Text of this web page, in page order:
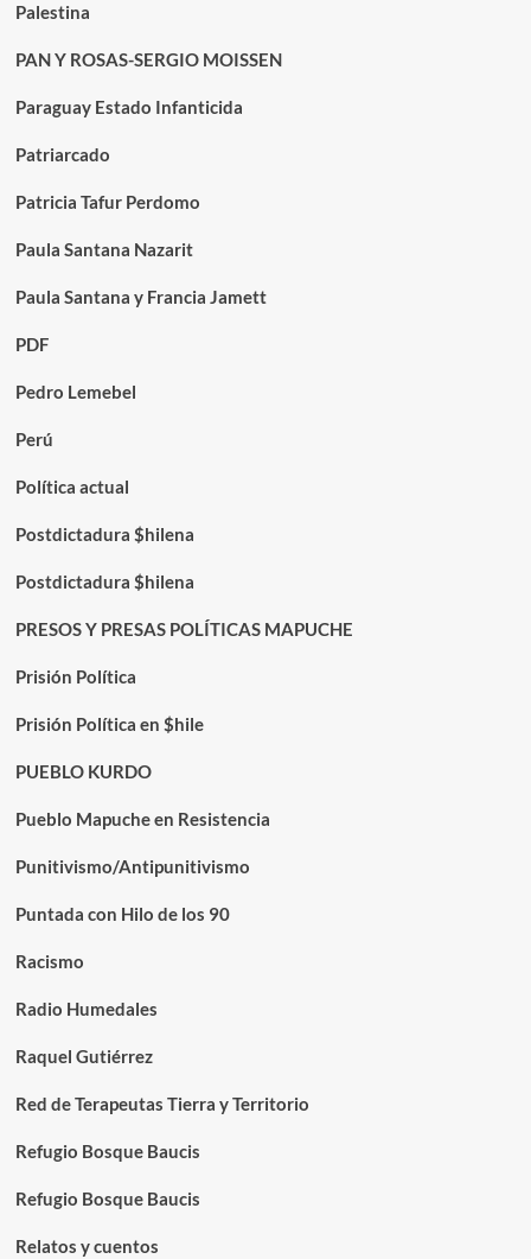
Palestina
PAN Y ROSAS-SERGIO MOISSEN
Paraguay Estado Infanticida
Patriarcado
Patricia Tafur Perdomo
Paula Santana Nazarit
Paula Santana y Francia Jamett
PDF
Pedro Lemebel
Perú
Política actual
Postdictadura $hilena
Postdictadura $hilena
PRESOS Y PRESAS POLÍTICAS MAPUCHE
Prisión Política
Prisión Política en $hile
PUEBLO KURDO
Pueblo Mapuche en Resistencia
Punitivismo/Antipunitivismo
Puntada con Hilo de los 90
Racismo
Radio Humedales
Raquel Gutiérrez
Red de Terapeutas Tierra y Territorio
Refugio Bosque Baucis
Refugio Bosque Baucis
Relatos y cuentos